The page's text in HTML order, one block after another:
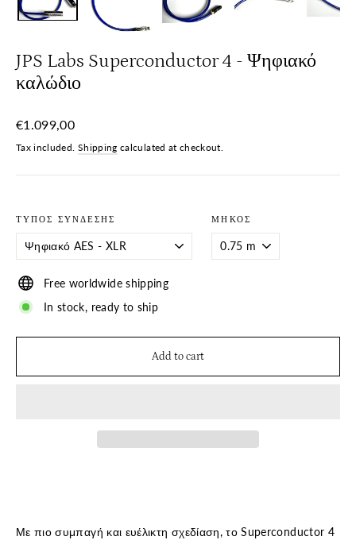
JPS Labs Superconductor 4 - Ψηφιακό
καλώδιο
Regular
€1.099,00
Tax included. Shipping calculated at checkout.
ΤΎΠΟΣ ΣΎΝΔΕΣΗΣ ΜΉΚΟΣ
Free worldwide shipping
In stock, ready to ship
Add to cart
Με πιο συμπαγή και ευέλικτη σχεδίαση, το Superconductor 4